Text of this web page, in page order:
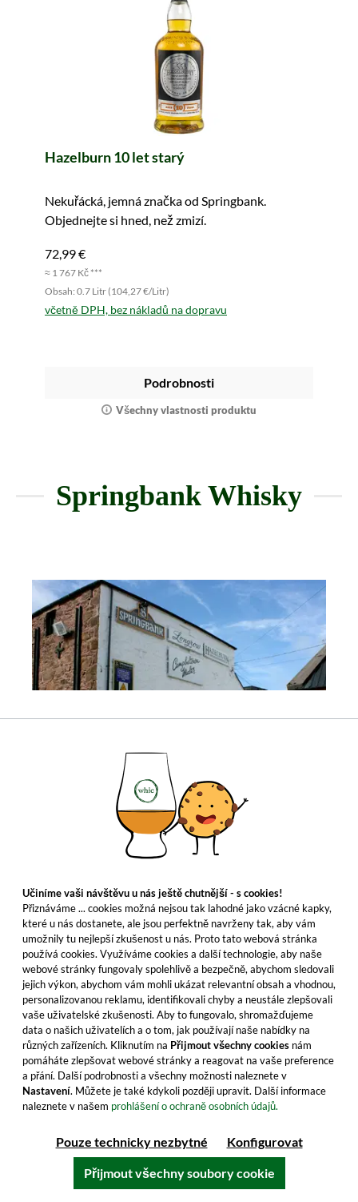
Hazelburn 10 let starý
Nekuřácká, jemná značka od Springbank.
Objednejte si hned, než zmizí.
72,99 €
≈ 1 767 Kč ***
Obsah: 0.7 Litr (104,27 €/Litr)
včetně DPH, bez nákladů na dopravu
Podrobnosti
Všechny vlastnosti produktu
Springbank Whisky
leží nenápadné město Campbeltown. Těžko uvěřit,
že tato oblast kdysi hostila více než
sladové whisky . Na Longrow Street v
Campbeltown mohou milovníci whisky najít palírnu
Springbank. Byla založena nebo licencována
, přičemž zakladatelé pravděpodobně
nezákonných palíren. Springbank je dnes mezi
fanoušky sladové whisky považována za jednu z
posledních palíren staré školy. Jen velmi málo
palíren stále používá tolik tradičních výrobních
metod. Díky vysokému počtu zaměstnanců je
Springbank jedním z nejvýznamnějších
zaměstnavatelů ve městě.Okolo 70 zaměstnanců
má palírna. Již po generace je palírna v majetku
rodiny Mitchell a je tak jedním z posledních
nezávislých výrobců whisky ve Skotsku.
Důmyslný styl
Učiníme vaši návštěvu u nás ještě chutnější - s cookies!
Přiznáváme ... cookies možná nejsou tak lahodné jako vzácné kapky,
které u nás dostanete, ale jsou perfektně navrženy tak, aby vám
umožnily tu nejlepší zkušenost u nás. Proto tato webová stránka
používá cookies. Využíváme cookies a další technologie, aby naše
webové stránky fungovaly spolehlivě a bezpečně, abychom sledovali
jejich výkon, abychom vám mohli ukázat relevantní obsah a vhodnou,
personalizovanou reklamu, identifikovali chyby a neustále zlepšovali
vaše uživatelské zkušenosti. Aby to fungovalo, shromažďujeme
data o našich uživatelích a o tom, jak používají naše nabídky na
různých zařízeních. Kliknutím na Přijmout všechny cookies nám
pomáháte zlepšovat webové stránky a reagovat na vaše preference
a přání. Další podrobnosti a všechny možnosti naleznete v
Nastavení. Můžete je také kdykoli později upravit. Další informace
naleznete v našem prohlášení o ochraně osobních údajů.
Pouze technicky nezbytné Konfigurovat
Přijmout všechny soubory cookie